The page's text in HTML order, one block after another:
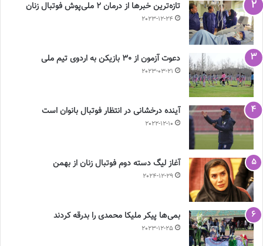
تازه‌ترین خبرها از درمان ۲ ملی‌پوش فوتبال زنان
2023-12-24
دعوت آزمون از 30 بازیکن به اردوی تیم ملی
2023-03-21
آینده درخشانی در انتظار فوتبال بانوان است
2022-12-10
آغاز لیگ دسته دوم فوتبال زنان از بهمن
2024-12-29
بمی‌ها پیکر ملیکا محمدی را بدرقه کردند
2023-12-25